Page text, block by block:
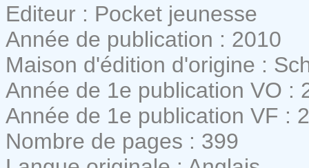
Editeur : Pocket jeunesse
Année de publication : 2010
Maison d'édition d'origine :
Année de 1e publication VO :
Année de 1e publication VF :
Nombre de pages : 399